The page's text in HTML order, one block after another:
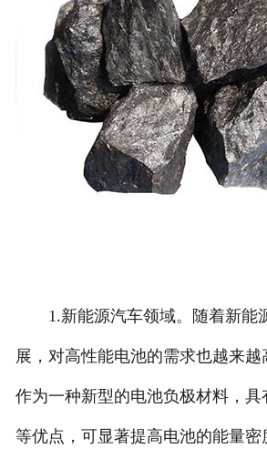
1.新能源汽车领域。随着新能
展，对高性能电池的需求也越来越
作为一种新型的电池负极材料，具
等优点，可显著提高电池的能量密